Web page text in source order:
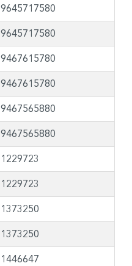
9645717580
9645717580
9467615780
9467615780
9467565880
9467565880
1229723
1229723
1373250
1373250
1446647